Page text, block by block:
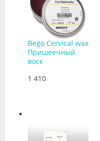
Bego Cervical wax
Пришеечный
воск
1 410